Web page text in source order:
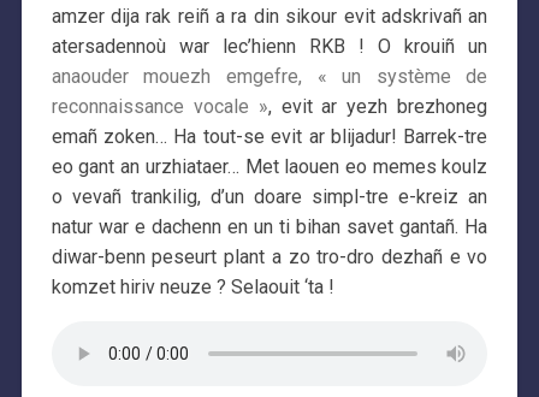
amzer dija rak reiñ a ra din sikour evit adskrivañ an
atersadennoù war lec’hienn RKB ! O krouiñ un
anaouder mouezh emgefre, « un système de
reconnaissance vocale », evit ar yezh brezhoneg
emañ zoken… Ha tout-se evit ar blijadur! Barrek-tre
eo gant an urzhiataer… Met laouen eo memes koulz
o vevañ trankilig, d’un doare simpl-tre e-kreiz an
natur war e dachenn en un ti bihan savet gantañ. Ha
diwar-benn peseurt plant a zo tro-dro dezhañ e vo
komzet hiriv neuze ? Selaouit ‘ta !